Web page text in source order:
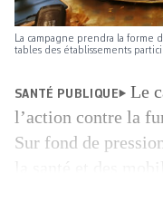
La campagne prendra la forme
tables des établissements
SANTÉ PUBLIQUE
Le
l’action contre la
Sur fond de